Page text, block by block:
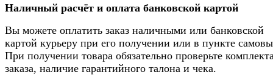
Наличный расчёт и оплата банковской картой
Вы можете оплатить заказ наличными или банковской
картой курьеру при его получении или в пункте
При получении товара обязательно проверьте
заказа, наличие гарантийного талона и чека.